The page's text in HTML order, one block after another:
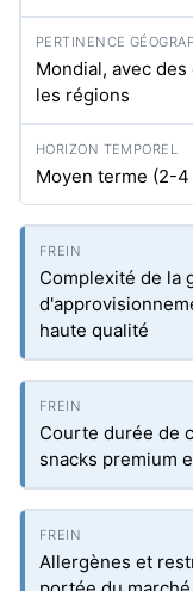
Mondial, avec
les régions
Moyen terme (2-4
Complexité de la
haute qualité
Courte durée de
snacks premium
Allergènes et